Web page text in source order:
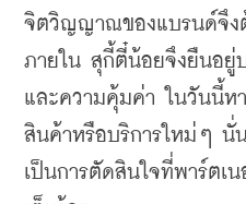
จิตวิญญาณของแบรนด์จึง
ภายใน สุกี้ตี๋น้อยจึงยืนอยู่
และความคุ้มค่า ในวันนี้ห
สินค้าหรือบริการใหม่ๆ นั่
เป็นการตัดสินใจที่พาร์ตเ